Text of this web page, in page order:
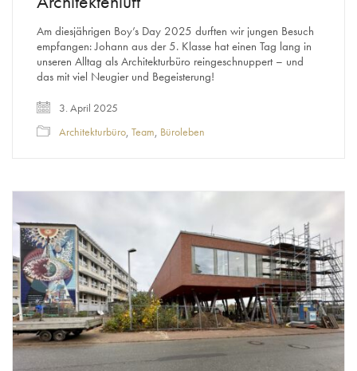
Am diesjährigen Boy’s Day 2025 durften wir jungen Besuch
empfangen: Johann aus der 5. Klasse hat einen Tag lang in
unseren Alltag als Architekturbüro reingeschnuppert – und
das mit viel Neugier und Begeisterung!
3. April 2025
Architekturbüro, Team, Büroleben